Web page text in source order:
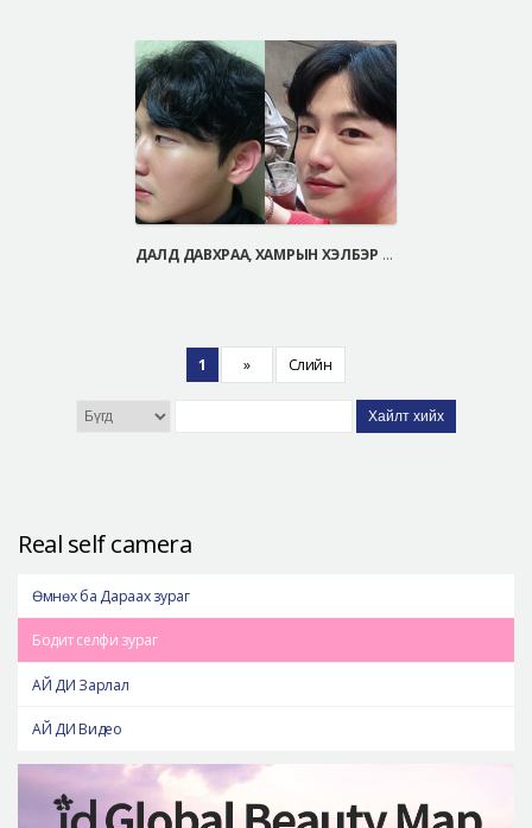
ДАЛД ДАВХРАА, ХАМРЫН ХЭЛБЭР ЗАСАХ МЭС ЗАСАЛ
1 » Сүүлийн
Хайлт хийх
Real self camera
Өмнөх ба Дараах зураг
Бодит селфи зураг
АЙ ДИ Зарлал
АЙ ДИ Видео